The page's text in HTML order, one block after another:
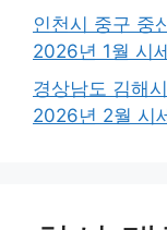
인천시 중구 중
2026년 1월 시
경상남도 김해
2026년 2월 시